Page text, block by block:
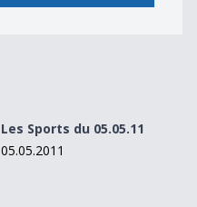
Les Sports du 05.05.11
05.05.2011